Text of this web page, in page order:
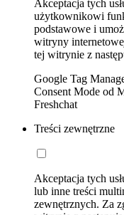
Akceptacja tych
użytkownikowi
podstawowe i
witryny
tej witrynie z
Google Tag
Consent Mode od
Freshchat
Treści zewnętrzne
Akceptacja tych
lub inne treści
zewnętrznych. Za